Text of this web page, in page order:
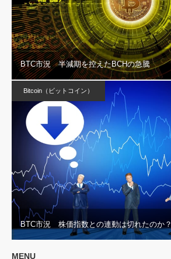
BTC市況 半減期を控えたBCHの急騰
Bitcoin（ビットコイン）
BTC市況 株価指数との連動は切れたのか？
MENU